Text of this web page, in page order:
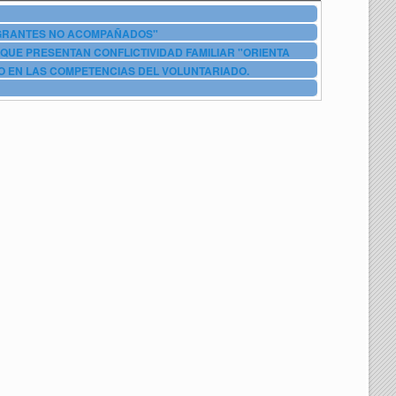
NO ACOMPAÑADOS"
PRESENTAN CONFLICTIVIDAD FAMILIAR "ORIENTA
LAS COMPETENCIAS DEL VOLUNTARIADO.